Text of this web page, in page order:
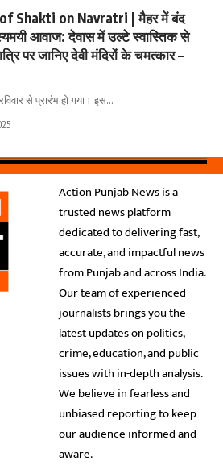
Shakti on Navratri | मैहर में बंद
आवाज: देवास में उल्टे स्वास्तिक से
पर जानिए देवी मंदिरों के चमत्कार –
से प्रारंभ हो गया। इस…
Action Punjab News is a
trusted news platform
dedicated to delivering fast,
accurate, and impactful news
from Punjab and across India.
Our team of experienced
journalists brings you the
latest updates on politics,
crime, education, and public
issues with in-depth analysis.
We believe in fearless and
unbiased reporting to keep
our audience informed and
aware.